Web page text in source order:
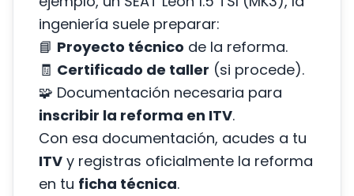
ingeniería suele preparar:
📘 Proyecto técnico de la reforma.
🧾 Certificado de taller (si procede).
🧩 Documentación necesaria para
inscribir la reforma en ITV.
Con esa documentación, acudes a tu
ITV y registras oficialmente la reforma
en tu ficha técnica.